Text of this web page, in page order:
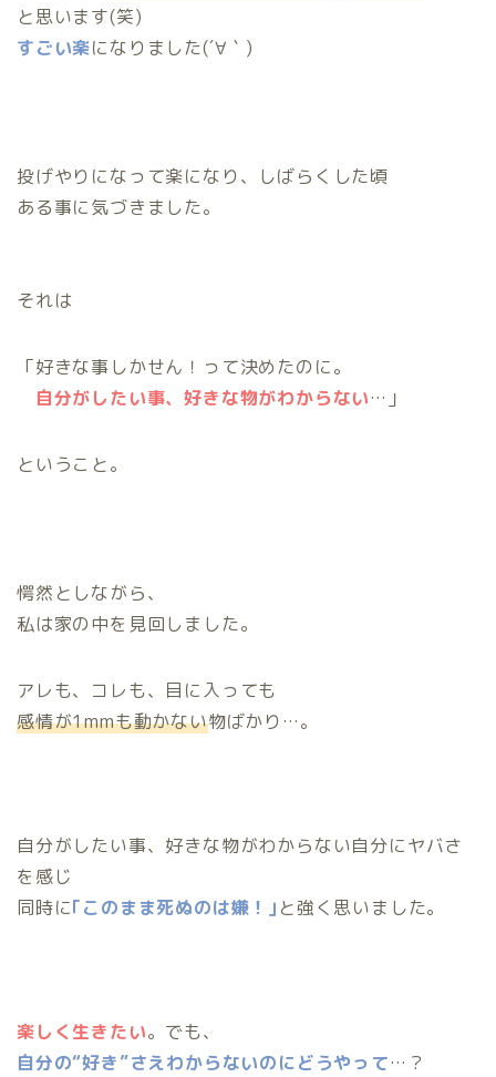
と思います(笑)
すごい楽になりました(´∀｀)
投げやりになって楽になり、しばらくした頃
ある事に気づきました。
それは
「好きな事しかせん！って決めたのに。
自分がしたい事、好きな物がわからない…」
ということ。
愕然としながら、
私は家の中を見回しました。
アレも、コレも、目に入っても
感情が1mmも動かない物ばかり…。
自分がしたい事、好きな物がわからない自分にヤバさ
を感じ
同時に｢このまま死ぬのは嫌！｣ と強く思いました。
楽しく生きたい。でも、
自分の“好き”さえわからないのにどうやって…？